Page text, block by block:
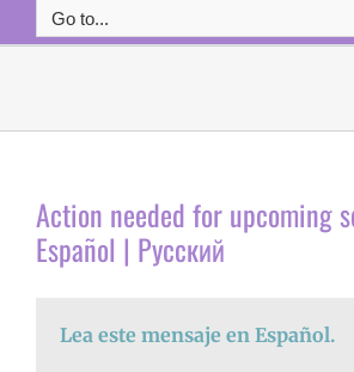
Go to...
Action needed for upcoming
Español | Русский
Lea este mensaje en Español.